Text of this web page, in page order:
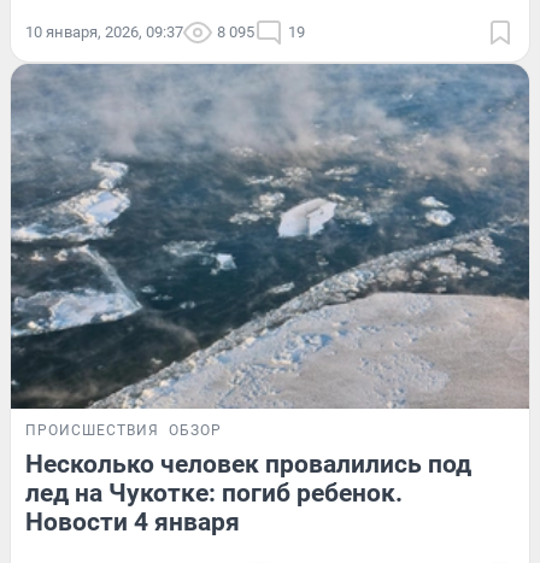
10 января, 2026, 09:37 8 095 19
ПРОИСШЕСТВИЯ ОБЗОР
Несколько человек провалились под
лед на Чукотке: погиб ребенок.
Новости 4 января